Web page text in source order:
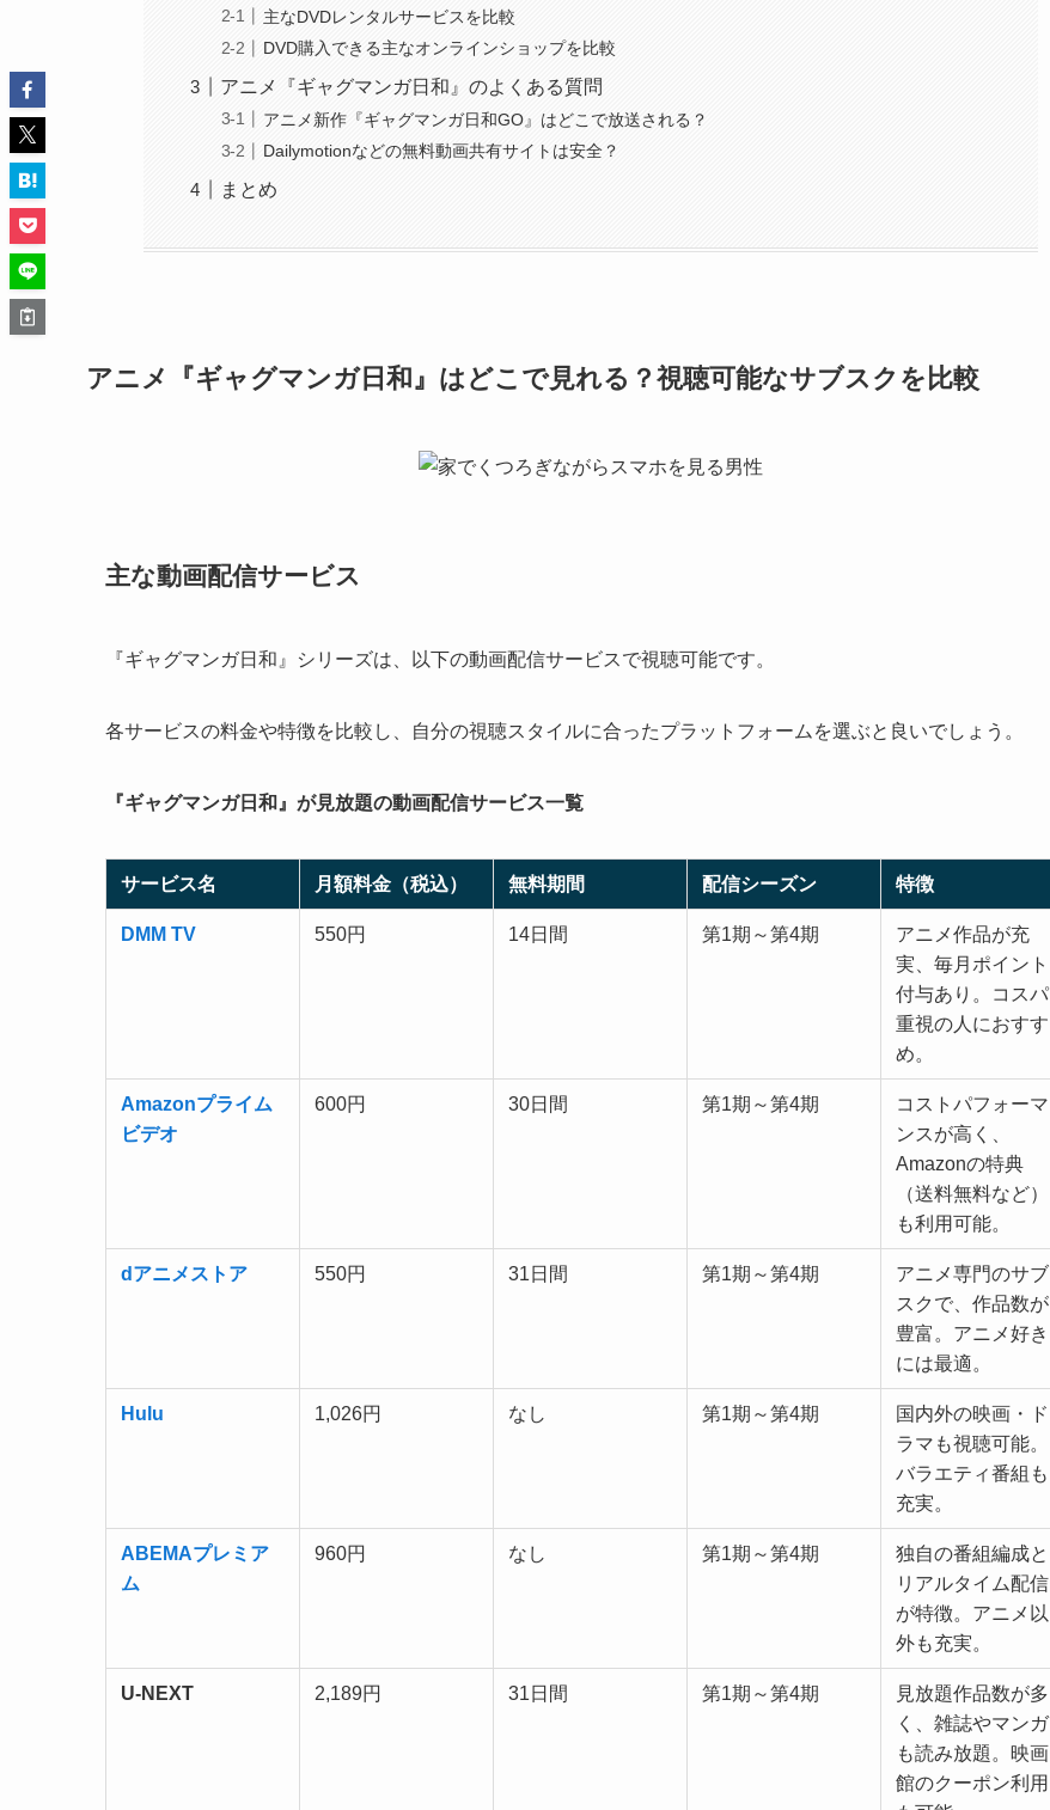
主なDVDレンタルサービスを比較
DVD購入できる主なオンラインショップを比較
アニメ『ギャグマンガ日和』のよくある質問
アニメ新作『ギャグマンガ日和GO』はどこで放送される？
Dailymotionなどの無料動画共有サイトは安全？
まとめ
アニメ 『ギャグマンガ日和』 はどこで見れる？視聴可能なサブスク を比較
主な動画配信サービス
『ギャグマンガ日和』シリーズは、以下の動画配信サービスで視聴可能です。
各サービスの料金や特徴を比較し、自分の視聴スタイルに合ったプラットフォームを選ぶと良いでしょう。
『ギャグマンガ日和』が見放題の動画配信サービス一覧
サービス名 月額料金（税込） 無料期間 配信シーズン 特徴
DMM TV 550円 14日間 第1期～第4期
アニメ作品が充
実、毎月ポイント
付与あり。コスパ
重視の人におすす
め。
Amazonプライム
ビデオ
600円 30日間 第1期～第4期
コストパフォーマ
ンスが高く、
Amazonの特典
（送料無料など）
も利用可能。
dアニメストア 550円 31日間 第1期～第4期
アニメ専門のサブ
スクで、作品数が
豊富。アニメ好き
には最適。
Hulu 1,026円 なし 第1期～第4期
国内外の映画・ド
ラマも視聴可能。
バラエティ番組も
充実。
ABEMAプレミア
ム
960円 なし 第1期～第4期
独自の番組編成と
リアルタイム配信
が特徴。アニメ以
外も充実。
U-NEXT 2,189円 31日間 第1期～第4期
見放題作品数が多
く、雑誌やマンガ
も読み放題。映画
館のクーポン利用